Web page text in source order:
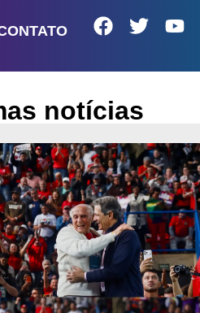
notícias